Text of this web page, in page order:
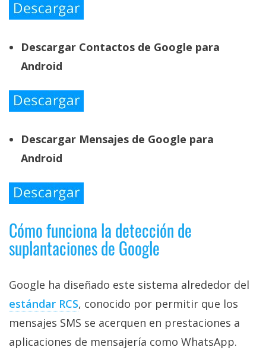
Descargar Contactos de Google para
Android
Descargar Mensajes de Google para
Android
Cómo funciona la detección de
suplantaciones de Google
Google ha diseñado este sistema alrededor del
estándar RCS‎, conocido por permitir que los
mensajes SMS se acerquen en prestaciones a
aplicaciones de mensajería como WhatsApp.